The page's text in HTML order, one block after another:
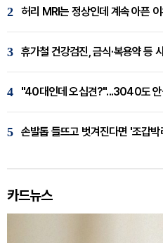
2 허리 MRI는 정상인데 계속 아픈
3 휴가철 건강검진, 금식·복용약 등
4 "40대인데 오십견?"...3040도 안
5 손발톱 들뜨고 벗겨진다면 '조갑
카드뉴스